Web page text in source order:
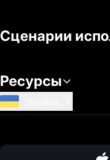
Сценарии
Ресурсы